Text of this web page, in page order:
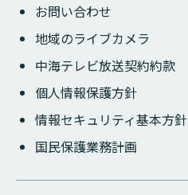
お問い合わせ
地域のライブカメラ
中海テレビ放送契約約款
個人情報保護方針
情報セキュリティ基本方針
国民保護業務計画